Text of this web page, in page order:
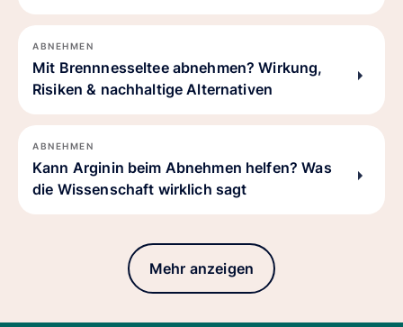
ABNEHMEN
Mit Brennnesseltee abnehmen? Wirkung,
Risiken & nachhaltige Alternativen
ABNEHMEN
Kann Arginin beim Abnehmen helfen? Was
die Wissenschaft wirklich sagt
Mehr anzeigen